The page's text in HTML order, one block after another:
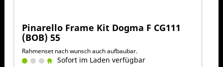
Pinarello Frame Kit Dogma F CG111
(BOB) 55
Rahmenset nach wunsch auch aufbaubar.
Sofort im Laden verfügbar